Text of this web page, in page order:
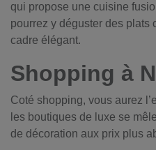
qui propose une cuisine
pourrez y déguster des plats
cadre élégant.
Shopping à
Coté shopping, vous aurez
les boutiques de luxe se
de décoration aux prix plus